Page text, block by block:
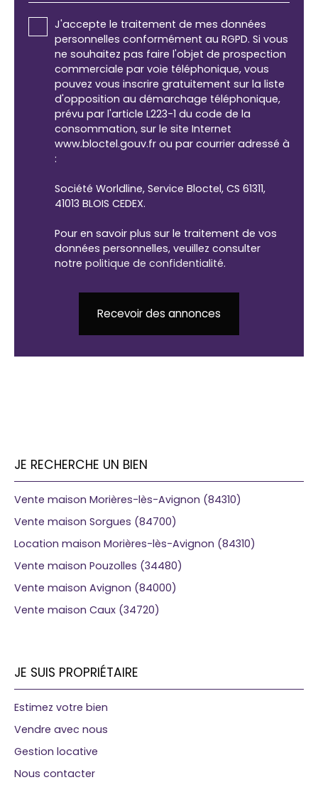
J'accepte le traitement de mes données
personnelles conformément au RGPD. Si vous
ne souhaitez pas faire l'objet de prospection
commerciale par voie téléphonique, vous
pouvez vous inscrire gratuitement sur la liste
d'opposition au démarchage téléphonique,
prévu par l'article L223-1 du code de la
consommation, sur le site Internet
www.bloctel.gouv.fr ou par courrier adressé à
:
Société Worldline, Service Bloctel, CS 61311,
41013 BLOIS CEDEX.
Pour en savoir plus sur le traitement de vos
données personnelles, veuillez consulter
notre politique de confidentialité.
Recevoir des annonces
JE RECHERCHE UN BIEN
Vente maison Morières-lès-Avignon (84310)
Vente maison Sorgues (84700)
Location maison Morières-lès-Avignon (84310)
Vente maison Pouzolles (34480)
Vente maison Avignon (84000)
Vente maison Caux (34720)
JE SUIS PROPRIÉTAIRE
Estimez votre bien
Vendre avec nous
Gestion locative
Nous contacter